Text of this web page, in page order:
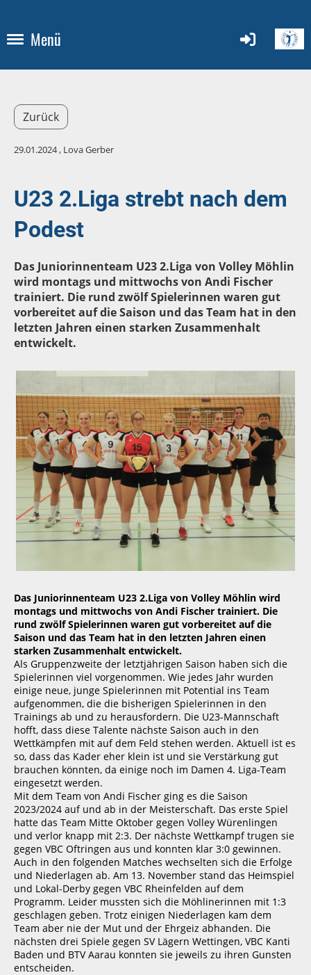
Menü
Zurück
29.01.2024, Lova Gerber
U23 2.Liga strebt nach dem
Podest
Das Juniorinnenteam U23 2.Liga von Volley Möhlin
wird montags und mittwochs von Andi Fischer
trainiert. Die rund zwölf Spielerinnen waren gut
vorbereitet auf die Saison und das Team hat in den
letzten Jahren einen starken Zusammenhalt
entwickelt.
Das Juniorinnenteam U23 2.Liga von Volley Möhlin wird
montags und mittwochs von Andi Fischer trainiert. Die
rund zwölf Spielerinnen waren gut vorbereitet auf die
Saison und das Team hat in den letzten Jahren einen
starken Zusammenhalt entwickelt.
Als Gruppenzweite der letztjährigen Saison haben sich die
Spielerinnen viel vorgenommen. Wie jedes Jahr wurden
einige neue, junge Spielerinnen mit Potential ins Team
aufgenommen, die die bisherigen Spielerinnen in den
Trainings ab und zu herausfordern. Die U23-Mannschaft
hofft, dass diese Talente nächste Saison auch in den
Wettkämpfen mit auf dem Feld stehen werden. Aktuell ist es
so, dass das Kader eher klein ist und sie Verstärkung gut
brauchen könnten, da einige noch im Damen 4. Liga-Team
eingesetzt werden.
Mit dem Team von Andi Fischer ging es die Saison
2023/2024 auf und ab in der Meisterschaft. Das erste Spiel
hatte das Team Mitte Oktober gegen Volley Würenlingen
und verlor knapp mit 2:3. Der nächste Wettkampf trugen sie
gegen VBC Oftringen aus und konnten klar 3:0 gewinnen.
Auch in den folgenden Matches wechselten sich die Erfolge
und Niederlagen ab. Am 13. November stand das Heimspiel
und Lokal-Derby gegen VBC Rheinfelden auf dem
Programm. Leider mussten sich die Möhlinerinnen mit 1:3
geschlagen geben. Trotz einigen Niederlagen kam dem
Team aber nie der Mut und der Ehrgeiz abhanden. Die
nächsten drei Spiele gegen SV Lägern Wettingen, VBC Kanti
Baden und BTV Aarau konnten sie jeweils zu ihren Gunsten
entscheiden.